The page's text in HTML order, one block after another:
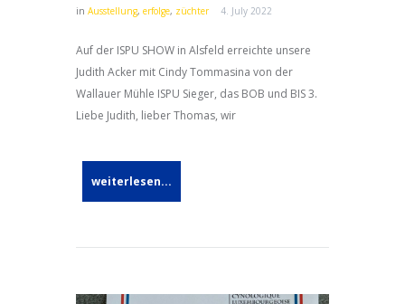
in Ausstellung, erfolge, züchter 4. July 2022
Auf der ISPU SHOW in Alsfeld erreichte unsere
Judith Acker mit Cindy Tommasina von der
Wallauer Mühle ISPU Sieger, das BOB und BIS 3.
Liebe Judith, lieber Thomas, wir
weiterlesen...